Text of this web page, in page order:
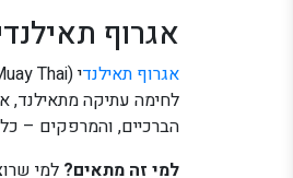
אגרוף תאילנדי –
אגרוף תאילנד
לחימה עתיקה מתאילנד,
הברכיים, והמרפקים –
למי זה מתאים? למי